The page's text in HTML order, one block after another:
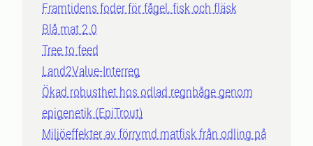
Framtidens foder för fågel, fisk och fläsk
Blå mat 2.0
Tree to feed
Land2Value-Interreg
Ökad robusthet hos odlad regnbåge genom
epigenetik (EpiTrout)
Miljöeffekter av förrymd matfisk från odling på